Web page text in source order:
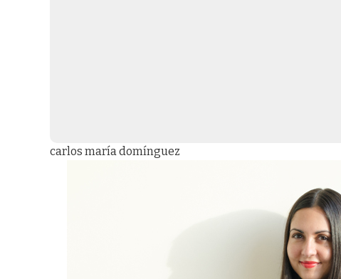
carlos maría domínguez